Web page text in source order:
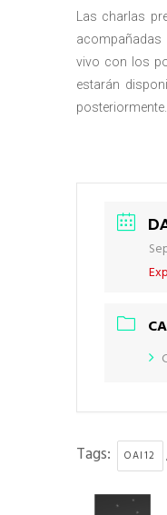
Las charlas
acompañadas
vivo con los
estarán
posteriormente.
Tags: OAI12